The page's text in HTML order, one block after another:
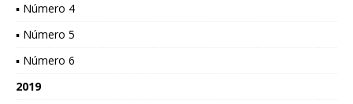
▪ Número 4
▪ Número 5
▪ Número 6
2019